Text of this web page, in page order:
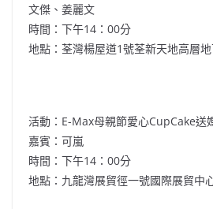
文傑、姜麗文
時間：下午14：00分
地點：荃灣楊屋道1號荃新天地高層
活動：E-Max母親節愛心CupCake送
嘉賓：可嵐
時間：下午14：00分
地點：九龍灣展貿徑一號國際展貿中